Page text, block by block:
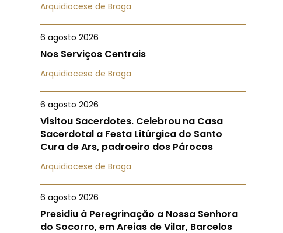
Arquidiocese de Braga
6 agosto 2026
Nos Serviços Centrais
Arquidiocese de Braga
6 agosto 2026
Visitou Sacerdotes. Celebrou na Casa
Sacerdotal a Festa Litúrgica do Santo
Cura de Ars, padroeiro dos Párocos
Arquidiocese de Braga
6 agosto 2026
Presidiu à Peregrinação a Nossa Senhora
do Socorro, em Areias de Vilar, Barcelos